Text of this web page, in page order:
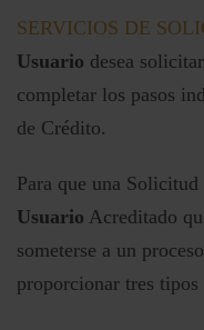
SERVICIOS DE
Usuario desea
completar los pasos
de Crédito.
Para que una
Usuario Acreditado
someterse a un
proporcionar tres